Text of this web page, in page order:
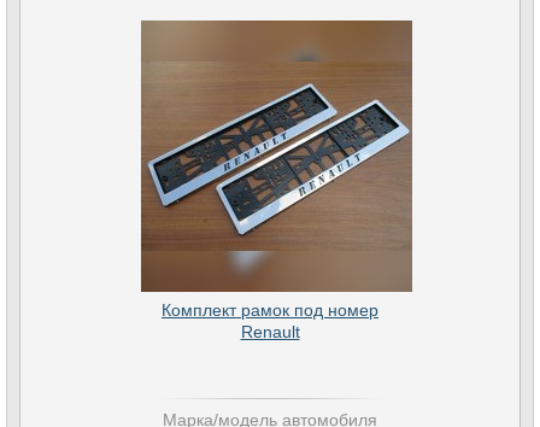
Комплект рамок под номер
Renault
Марка/модель автомобиля